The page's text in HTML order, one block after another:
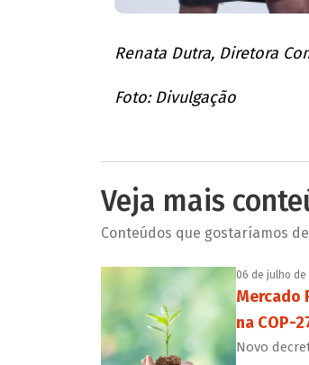
Renata Dutra, Diretora
Foto: Divulgação
Veja mais
Conteúdos que gostaríamos
06 de julho de
Mercado
na COP-
Novo